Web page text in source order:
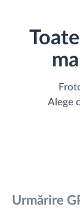
Alege
Urmărire